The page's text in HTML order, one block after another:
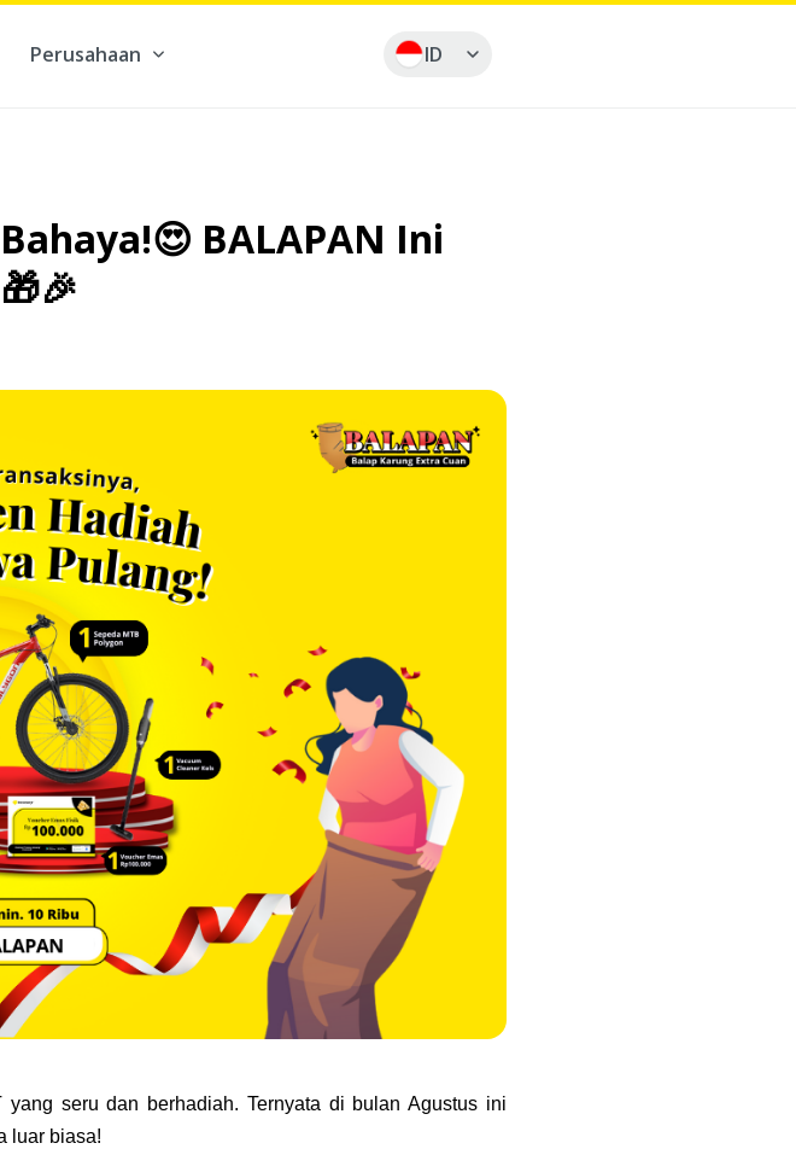
Perusahaan ID
BALAPAN Ini
seru dan berhadiah. Ternyata di bulan Agustus ini
luar biasa!